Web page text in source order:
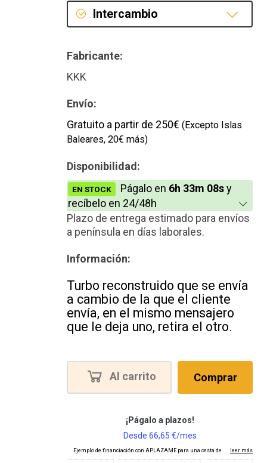
Intercambio
Fabricante:
KKK
Envío:
Gratuito a partir de 250€ (Excepto Islas
Baleares, 20€ más)
Disponibilidad:
EN STOCK Págalo en 6h 33m 08sy
recíbelo en 24/48h
Plazo de entrega estimado para envíos
a península en días laborales.
Información:
Turbo reconstruido que se envía
a cambio de la que el cliente
envía, en el mismo mensajero
que le deja uno, retira el otro.
Al carrito Comprar